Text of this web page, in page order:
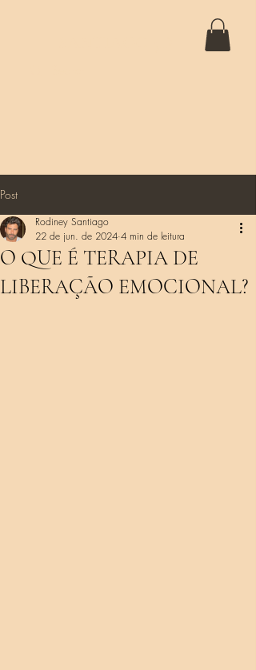
Post
O QUE É TERAPIA DE
LIBERAÇÃO EMOCIONAL?
Rodiney Santiago
22 de jun. de 2024 4 min de leitura